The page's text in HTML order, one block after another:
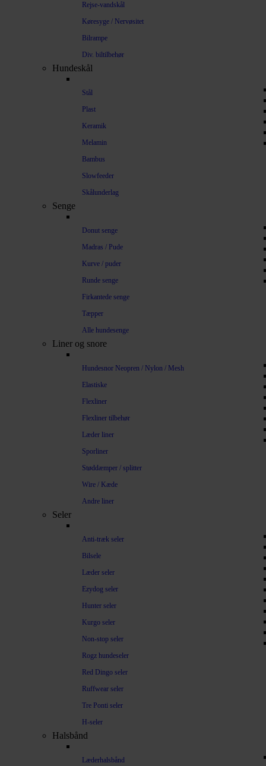
Rejse-vandskål
Køresyge / Nervøsitet
Bilrampe
Div. biltilbehør
Hundeskål
Stål
Plast
Keramik
Melamin
Bambus
Slowfeeder
Skålunderlag
Senge
Donut senge
Madras / Pude
Kurve / puder
Runde senge
Firkantede senge
Tæpper
Alle hundesenge
Liner og snore
Hundesnor Neopren / Nylon / Mesh
Elastiske
Flexliner
Flexliner tilbehør
Læder liner
Sporliner
Støddæmper / splitter
Wire / Kæde
Andre liner
Seler
Anti-træk seler
Bilsele
Læder seler
Ezydog seler
Hunter seler
Kurgo seler
Non-stop seler
Rogz hundeseler
Red Dingo seler
Ruffwear seler
Tre Ponti seler
H-seler
Halsbånd
Læderhalsbånd